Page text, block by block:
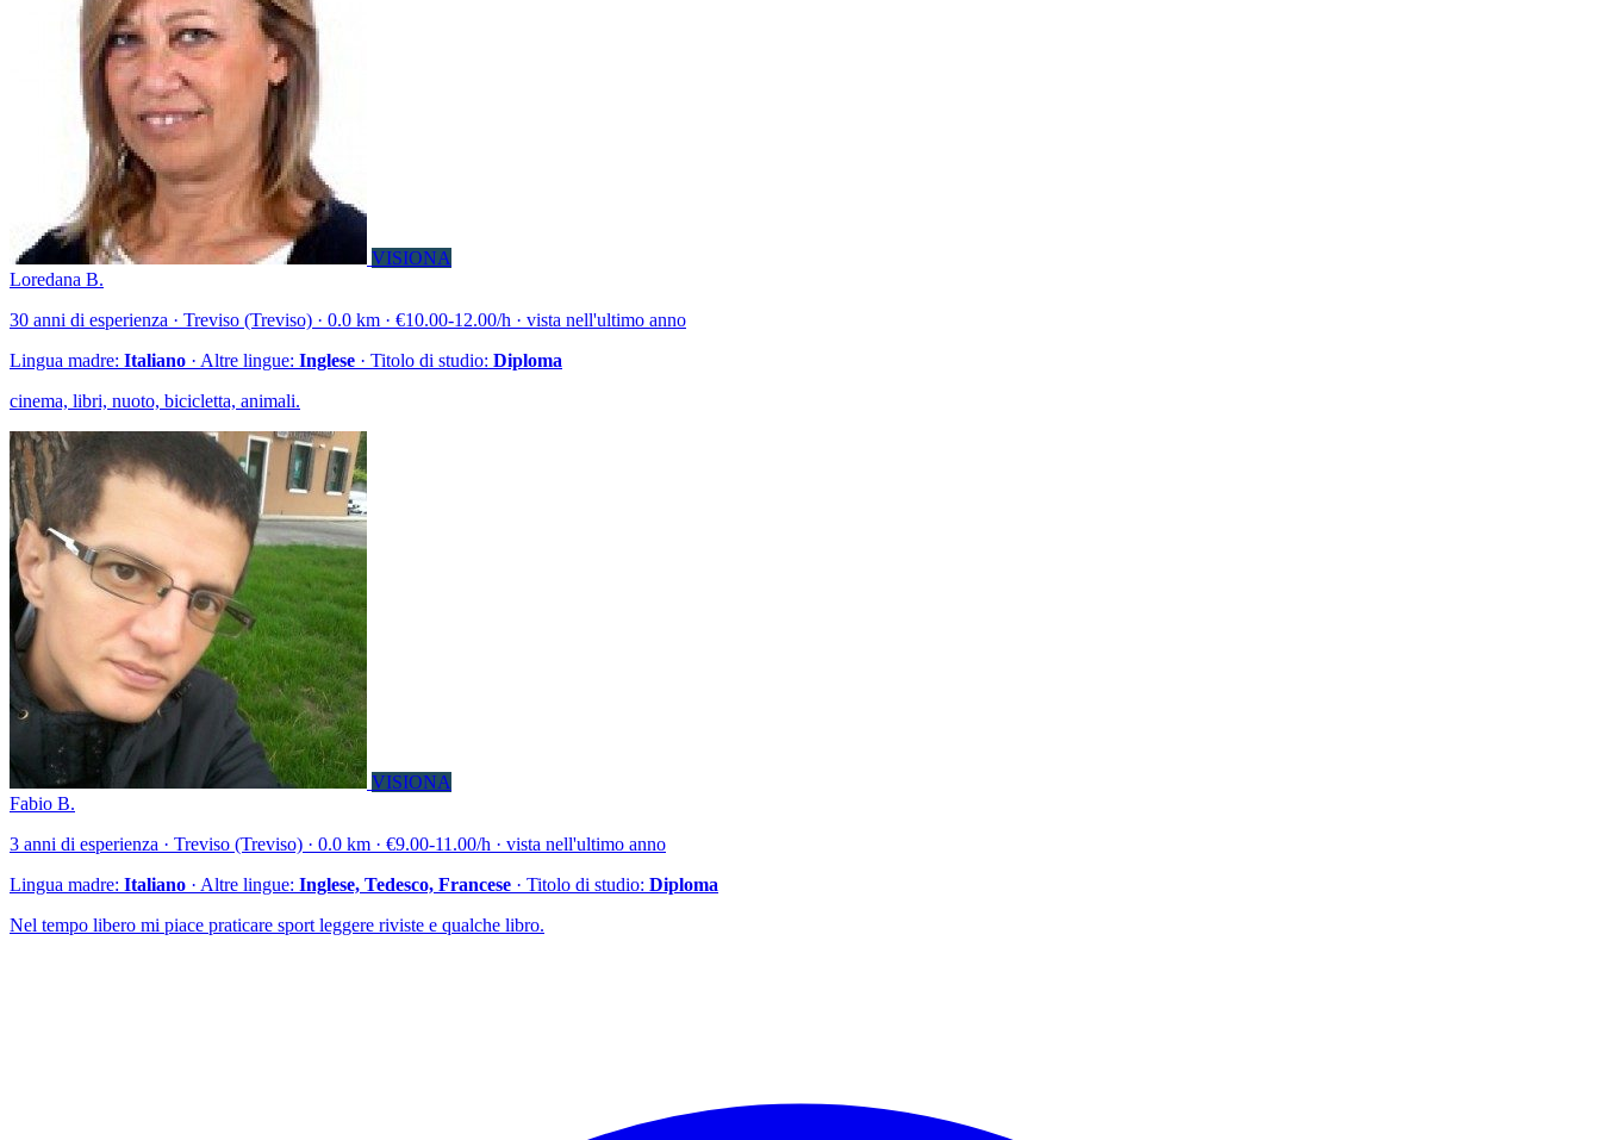
VISIONA
Loredana B.
30 anni di esperienza · Treviso (Treviso) · 0.0 km · €10.00-12.00/h · vista nell'ultimo anno
Lingua madre: Italiano · Altre lingue: Inglese · Titolo di studio: Diploma
cinema, libri, nuoto, bicicletta, animali.
VISIONA
Fabio B.
3 anni di esperienza · Treviso (Treviso) · 0.0 km · €9.00-11.00/h · vista nell'ultimo anno
Lingua madre: Italiano · Altre lingue: Inglese, Tedesco, Francese · Titolo di studio: Diploma
Nel tempo libero mi piace praticare sport leggere riviste e qualche libro.